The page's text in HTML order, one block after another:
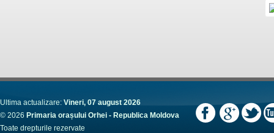
Ultima actualizare: Vineri, 07 august 2026
© 2026 Primaria orașului Orhei - Republica Moldova
Toate drepturile rezervate